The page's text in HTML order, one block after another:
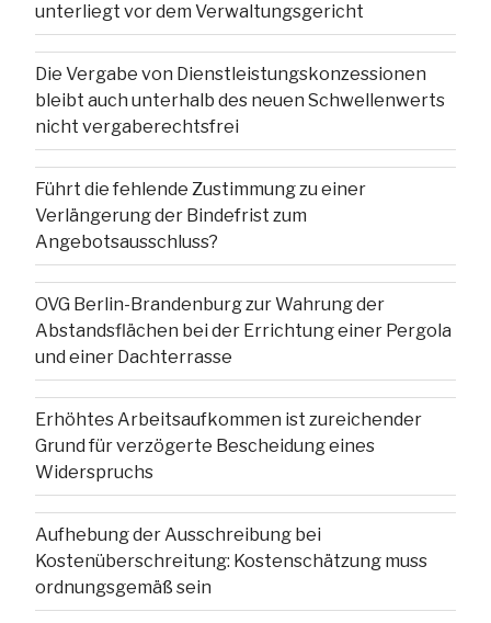
unterliegt vor dem Verwaltungsgericht
Die Vergabe von Dienstleistungskonzessionen
bleibt auch unterhalb des neuen Schwellenwerts
nicht vergaberechtsfrei
Führt die fehlende Zustimmung zu einer
Verlängerung der Bindefrist zum
Angebotsausschluss?
OVG Berlin-Brandenburg zur Wahrung der
Abstandsflächen bei der Errichtung einer Pergola
und einer Dachterrasse
Erhöhtes Arbeitsaufkommen ist zureichender
Grund für verzögerte Bescheidung eines
Widerspruchs
Aufhebung der Ausschreibung bei
Kostenüberschreitung: Kostenschätzung muss
ordnungsgemäß sein